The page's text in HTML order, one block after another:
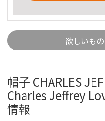
欲しいも
帽子 CHARLES
Charles Jeffrey
情報